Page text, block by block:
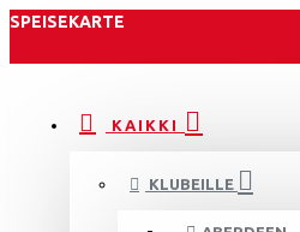
SPEISEKARTE
KAIKKI
KLUBEILLE